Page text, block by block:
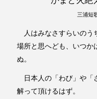
三浦短
人はみなさすらいのう
場所と思へども、いつか
ぬ。
日本人の「わび」や「
解って頂けるはず。